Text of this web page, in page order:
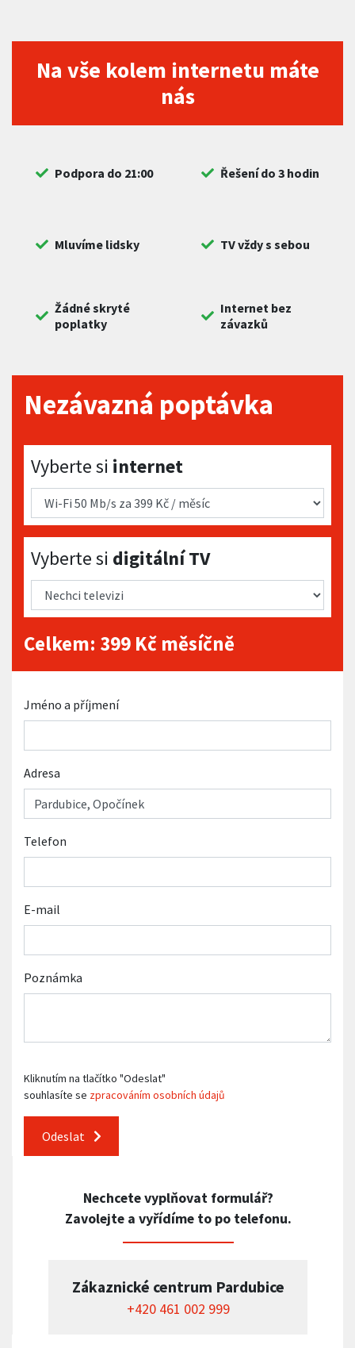
Na vše kolem internetu máte
nás
Podpora do 21:00 Řešení do 3 hodin
Mluvíme lidsky TV vždy s sebou
Žádné skryté
poplatky
Internet bez
závazků
Nezávazná poptávka
Vyberte si internet
Vyberte si internet
Vyberte si digitální TV
Vyberte si digitální TV
Celkem: 399 Kč měsíčně
Jméno a příjmení
Adresa
Telefon
E-mail
Poznámka
Kliknutím na tlačítko "Odeslat"
souhlasíte se zpracováním osobních údajů
Odeslat
Nechcete vyplňovat formulář?
Zavolejte a vyřídíme to po telefonu.
Zákaznické centrum Pardubice
+420 461 002 999